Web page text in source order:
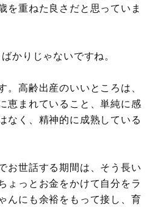
を重ねた良さだと思っていま
かりじゃないですね。
。高齢出産のいいところは、
恵まれていること、単純に感
なく、精神的に成熟している
お世話する期間は、そう長い
ょっとお金をかけて自分をラ
んにも余裕をもって接し、育